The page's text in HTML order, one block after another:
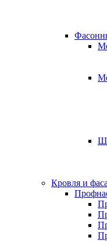
Кровля и